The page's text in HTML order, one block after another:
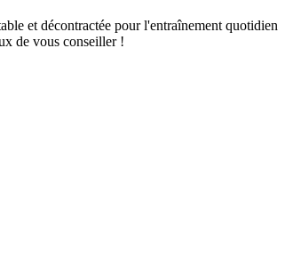
et décontractée pour l'entraînement quotidien
de vous conseiller !